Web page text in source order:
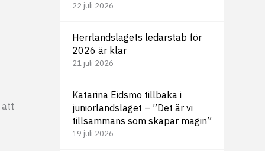
att
22 juli 2026
Herrlandslagets ledarstab för
2026 är klar
21 juli 2026
Katarina Eidsmo tillbaka i
juniorlandslaget – ”Det är vi
tillsammans som skapar magin”
19 juli 2026